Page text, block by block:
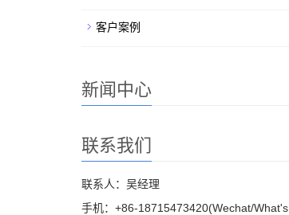
客户案例
新闻中心
联系我们
联系人：吴经理
手机：+86-18715473420(Wechat/What's